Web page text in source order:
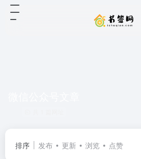
排序 发布 更新 浏览 点赞